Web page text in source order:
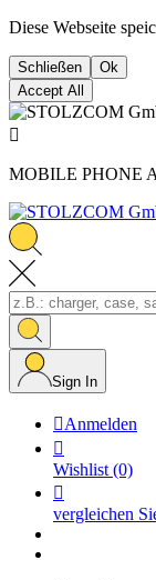
Diese Webseite
Schließen
Ok
Accept All

MOBILE PHONE
Sign In
Anmelden

Wishlist (0)

vergleichen